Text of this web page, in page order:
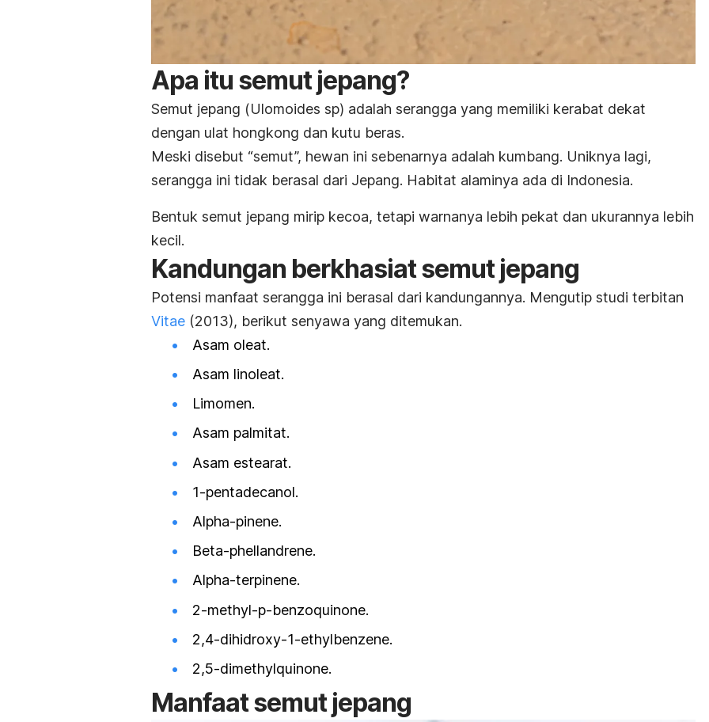
Apa itu semut jepang?
Semut jepang (Ulomoides sp) adalah serangga yang memiliki kerabat dekat
dengan ulat hongkong dan kutu beras.
Meski disebut “semut”, hewan ini sebenarnya adalah kumbang. Uniknya lagi,
serangga ini tidak berasal dari Jepang. Habitat alaminya ada di Indonesia.
Bentuk semut jepang mirip kecoa, tetapi warnanya lebih pekat dan ukurannya lebih
kecil.
Kandungan berkhasiat semut jepang
Potensi manfaat serangga ini berasal dari kandungannya. Mengutip studi terbitan
Vitae (2013), berikut senyawa yang ditemukan.
Asam oleat.
Asam linoleat.
Limomen.
Asam palmitat.
Asam estearat.
1-pentadecanol.
Alpha-pinene.
Beta-phellandrene.
Alpha-terpinene.
2-methyl-p-benzoquinone.
2,4-dihidroxy-1-ethylbenzene.
2,5-dimethylquinone.
Manfaat semut jepang